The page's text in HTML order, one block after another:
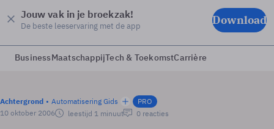
Jouw vak in je broekzak!
De beste leeservaring met de app Download
BusinessMaatschappijTech & ToekomstCarrière
Achtergrond Automatisering Gids
PRO
10 oktober 2006
leestijd 1 minuut 0 reacties